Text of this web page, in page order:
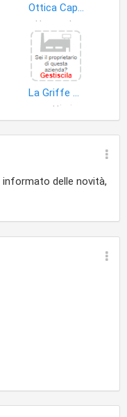
Ottica Capitano di Razzini Filippo
La Griffe di Mazzola Franco & C. S.n.c
informato delle novità,